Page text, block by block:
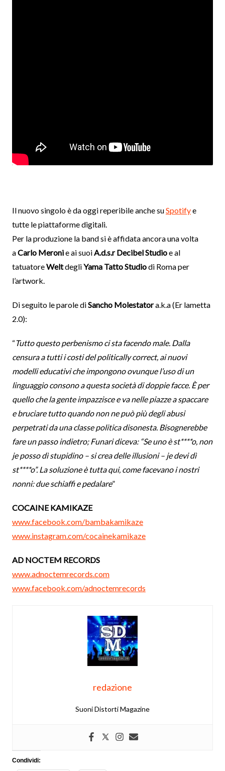
Il nuovo singolo è da oggi reperibile anche suSpotifye
tutte le piattaforme digitali.
Per la produzione la band si è affidata ancora una volta
aCarlo Meronie ai suoiA.d.s.r Decibel Studioe al
tatuatoreWeltdegliYama Tatto Studiodi Roma per
l’artwork.
Di seguito le parole diSancho Molestatora.k.a (Er lametta
2.0):
“Tutto questo perbenismo ci sta facendo male. Dalla
censura a tutti i costi del politically correct, ai nuovi
modelli educativi che impongono ovunque l’uso di un
linguaggio consono a questa società di doppie facce. È per
quello che la gente impazzisce e va nelle piazze a spaccare
e bruciare tutto quando non ne può più degli abusi
perpetrati da una classe politica disonesta. Bisognerebbe
fare un passo indietro; Funari diceva: “Se uno è st****o, non
je posso dì stupidino – si crea delle illusioni – je devi dì
st****o”. La soluzione è tutta qui, come facevano i nostri
nonni: due schiaffi e pedalare”
COCAINE KAMIKAZE
www.facebook.com/bambakamikaze
www.instagram.com/cocainekamikaze
AD NOCTEM RECORDS
www.adnoctemrecords.com
www.facebook.com/adnoctemrecords
redazione
Suoni Distorti Magazine
Condividi: